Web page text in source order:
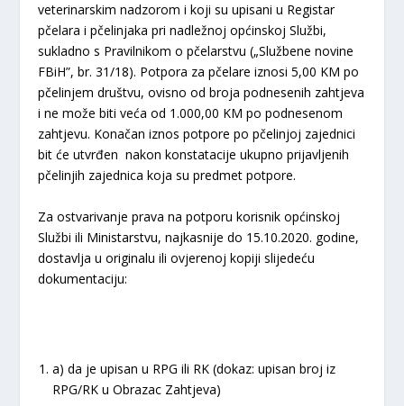
veterinarskim nadzorom i koji su upisani u Registar
pčelara i pčelinjaka pri nadležnoj općinskoj Službi,
sukladno s Pravilnikom o pčelarstvu („Službene novine
FBiH”, br. 31/18). Potpora za pčelare iznosi 5,00 KM po
pčelinjem društvu, ovisno od broja podnesenih zahtjeva
i ne može biti veća od 1.000,00 KM po podnesenom
zahtjevu. Konačan iznos potpore po pčelinjoj zajednici
bit će utvrđen nakon konstatacije ukupno prijavljenih
pčelinjih zajednica koja su predmet potpore.
Za ostvarivanje prava na potporu korisnik općinskoj
Službi ili Ministarstvu, najkasnije do 15.10.2020. godine,
dostavlja u originalu ili ovjerenoj kopiji slijedeću
dokumentaciju:
a) da je upisan u RPG ili RK (dokaz: upisan broj iz
RPG/RK u Obrazac Zahtjeva)